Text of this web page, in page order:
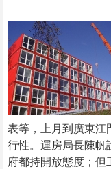
置
業
手
冊
關
於
表等，上月到廣東江
行性。運房局長陳帆
府都持開放態度；但